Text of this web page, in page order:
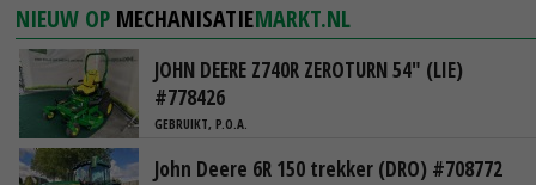
NIEUW OP MECHANISATIEMARKT.NL
JOHN DEERE Z740R ZEROTURN 54" (LIE)
#778426
GEBRUIKT, P.O.A.
John Deere 6R 150 trekker (DRO) #708772